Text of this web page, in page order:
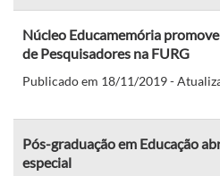
Núcleo Educamemória
de Pesquisadores na FURG
Publicado em 18/11/2019 -
Pós-graduação em Educação
especial